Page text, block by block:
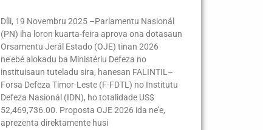
Díli, 19 Novembru 2025 –Parlamentu Nasionál
(PN) iha loron kuarta-feira aprova ona dotasaun
Orsamentu Jerál Estado (OJE) tinan 2026
ne’ebé alokadu ba Ministériu Defeza no
instituisaun tuteladu sira, hanesan FALINTIL–
Forsa Defeza Timor-Leste (F-FDTL) no Institutu
Defeza Nasionál (IDN), ho totalidade US$
52,469,736.00. Proposta OJE 2026 ida ne’e,
aprezenta direktamente husi